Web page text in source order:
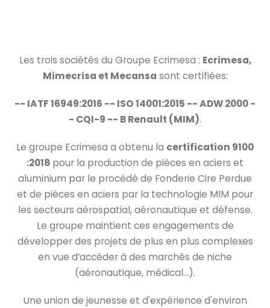
Les trois sociétés du Groupe Ecrimesa : Ecrimesa,
Mimecrisa et Mecansa sont certifiées:
-- IATF 16949:2016 -- ISO 14001:2015 -- ADW 2000 -
- CQI-9 -- B Renault (MIM).
Le groupe Ecrimesa a obtenu la certification 9100
:2018 pour la production de pièces en aciers et
aluminium par le procédé de Fonderie Cire Perdue
et de pièces en aciers par la technologie MIM pour
les secteurs aérospatial, aéronautique et défense.
Le groupe maintient ces engagements de
développer des projets de plus en plus complexes
en vue d’accéder à des marchés de niche
(aéronautique, médical...).
Une union de jeunesse et d'expérience d'environ